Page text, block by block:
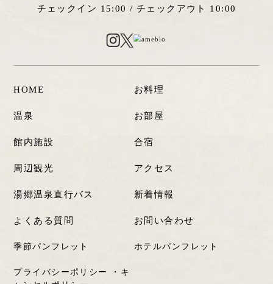
チェックイン 15:00 / チェックアウト 10:00
HOME お料理
温泉 お部屋
館内施設 合宿
周辺観光 アクセス
湯郷温泉直行バス 新着情報
よくある質問 お問い合わせ
季節パンフレット ホテルパンフレット
プライバシーポリシー
・キ